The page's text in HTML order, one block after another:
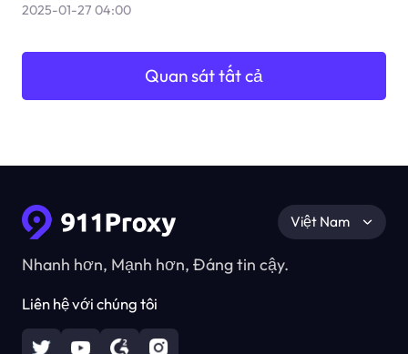
2025-01-27 04:00
Quan sát tất cả
Nhanh hơn, Mạnh hơn, Đáng tin cậy.
Liên hệ với chúng tôi
Việt Nam